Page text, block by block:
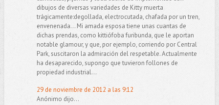
dibujos de diversas variedades de Kitty muerta
trágicamente:degollada, electrocutada, chafada por un tren,
envenenada... Mi amada esposa tiene unas cuantas de
dichas prendas, como kittiófoba furibunda, que le aportan
notable glamour, y que, por ejemplo, corriendo por Central
Park, suscitaron la admiración del respetable. Actualmente
ha desaparecido, supongo que tuvieron follones de
propiedad industrial...
29 de noviembre de 2012 a las 9:12
Anónimo dijo...